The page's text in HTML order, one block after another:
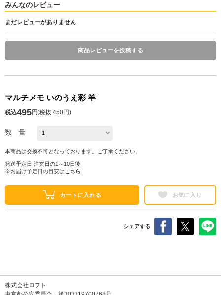
みんなのレビュー
まだレビューがありません
商品レビューを投稿する
マルチメモ いのうえ彩 羊
税込495円(税抜 450円)
数 量
本商品は交換不可となっております。ご了承ください。
発送予定日 注文日の1～10日後
※お届け予定日の目安は こちら
カートに入れる お気に入り
シェアする
株式会社ロフト